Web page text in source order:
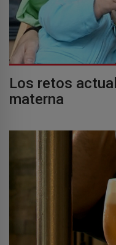
Los retos
materna